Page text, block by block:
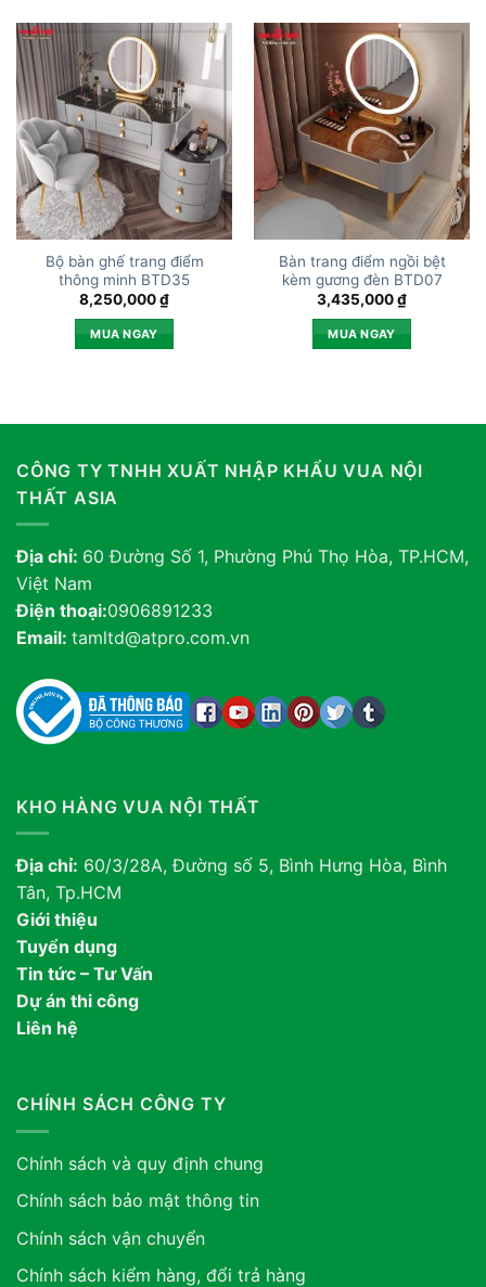
Bộ bàn ghế trang điểm
thông minh BTD35
8,250,000₫
MUA NGAY
Bàn trang điểm ngồi bệt
kèm gương đèn BTD07
3,435,000₫
MUA NGAY
CÔNG TY TNHH XUẤT NHẬP KHẨU VUA NỘI
THẤT ASIA
Địa chỉ: 60 Đường Số 1, Phường Phú Thọ Hòa, TP.HCM,
Việt Nam
Điện thoại:0906891233
Email: tamltd@atpro.com.vn
KHO HÀNG VUA NỘI THẤT
Địa chỉ: 60/3/28A, Đường số 5, Bình Hưng Hòa, Bình
Tân, Tp.HCM
Giới thiệu
Tuyển dụng
Tin tức – Tư Vấn
Dự án thi công
Liên hệ
CHÍNH SÁCH CÔNG TY
Chính sách và quy định chung
Chính sách bảo mật thông tin
Chính sách vận chuyển
Chính sách kiểm hàng, đổi trả hàng